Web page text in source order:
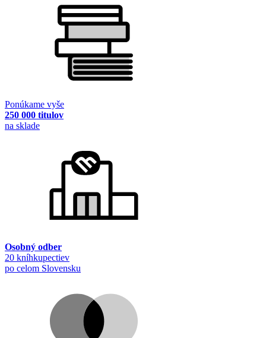
Ponúkame vyše
250 000 titulov
na sklade
Osobný odber
20 kníhkupectiev
po celom Slovensku